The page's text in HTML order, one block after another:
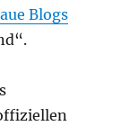
Blogs